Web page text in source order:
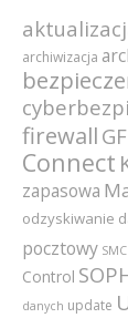
archiwizacja
firewall
Connect
zapasowa
odzyskiwanie
pocztowy SMC
Control
danych update